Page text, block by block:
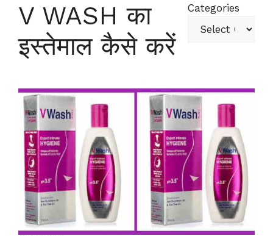
V WASH का
इस्तेमाल कैसे करें
Categories